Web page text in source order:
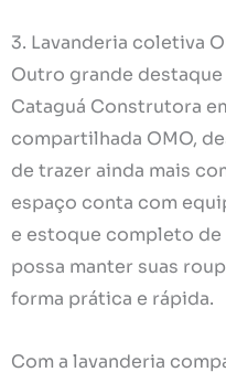
3. Lavanderia coletiva
Outro grande
Cataguá Construtora
compartilhada OMO,
de trazer ainda mais
espaço conta com
e estoque completo
possa manter suas
forma prática e rápida.
Com a lavanderia